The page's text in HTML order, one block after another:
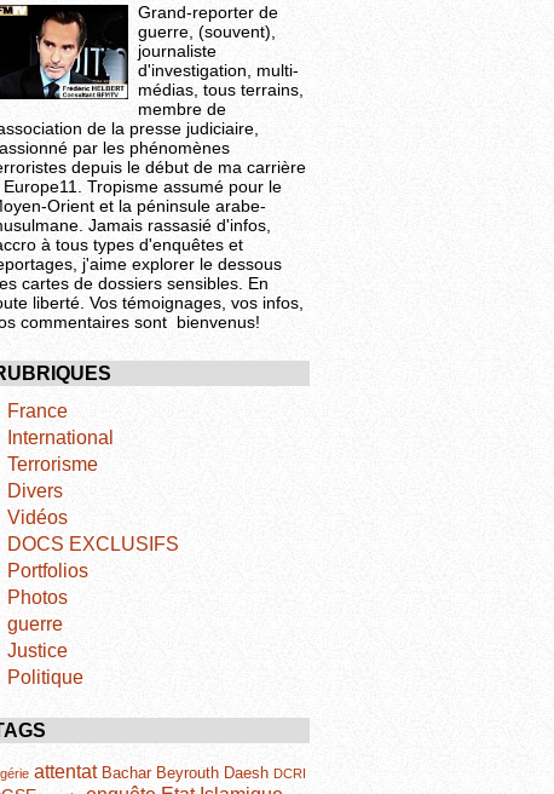
Grand-reporter de
guerre, (souvent),
journaliste
d'investigation, multi-
médias, tous terrains,
membre de
de la presse judiciaire,
par les phénomènes
depuis le début de ma carrière
Europe11. Tropisme assumé pour le
Orient et la péninsule arabe-
Jamais rassasié d'infos,
à tous types d'enquêtes et
j'aime explorer le dessous
cartes de dossiers sensibles. En
liberté. Vos témoignages, vos infos,
commentaires sont bienvenus!
France
International
Terrorisme
Divers
Vidéos
DOCS EXCLUSIFS
Portfolios
Photos
guerre
Justice
Politique
attentat Bachar Beyrouth Daesh DCRI